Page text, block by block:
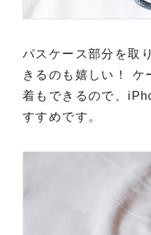
パスケース部分を取
きるのも嬉しい！ ケ
着もできるので、
すすめです。